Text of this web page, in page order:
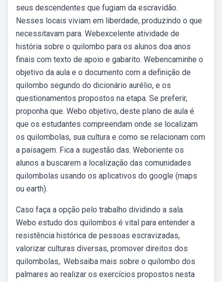
seus descendentes que fugiam da escravidão.
Nesses locais viviam em liberdade, produzindo o que
necessitavam para. Webexcelente atividade de
história sobre o quilombo para os alunos doa anos
finais com texto de apoio e gabarito. Webencaminhe o
objetivo da aula e o documento com a definição de
quilombo segundo do dicionário aurélio, e os
questionamentos propostos na etapa. Se preferir,
proponha que. Webo objetivo, deste plano de aula é
que os estudantes compreendam onde se localizam
os quilombolas, sua cultura e como se relacionam com
a paisagem. Fica a sugestão das. Weboriente os
alunos a buscarem a localização das comunidades
quilombolas usando os aplicativos do google (maps
ou earth).
Caso faça a opção pelo trabalho dividindo a sala.
Webo estudo dos quilombos é vital para entender a
resistência histórica de pessoas escravizadas,
valorizar culturas diversas, promover direitos dos
quilombolas,. Websaiba mais sobre o quilombo dos
palmares ao realizar os exercícios propostos nesta